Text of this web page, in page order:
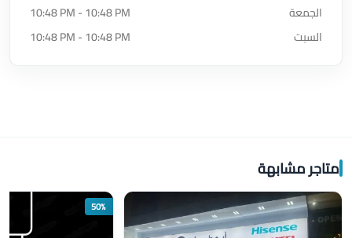
الجمعة
10:48 PM - 10:48 PM
السبت
10:48 PM - 10:48 PM
متاجر مشابهة
50%